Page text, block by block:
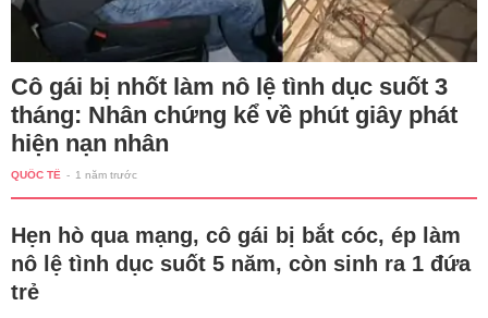
Cô gái bị nhốt làm nô lệ tình dục suốt 3
tháng: Nhân chứng kể về phút giây phát
hiện nạn nhân
QUỐC TẾ - 1 năm trước
Hẹn hò qua mạng, cô gái bị bắt cóc, ép làm
nô lệ tình dục suốt 5 năm, còn sinh ra 1 đứa
trẻ